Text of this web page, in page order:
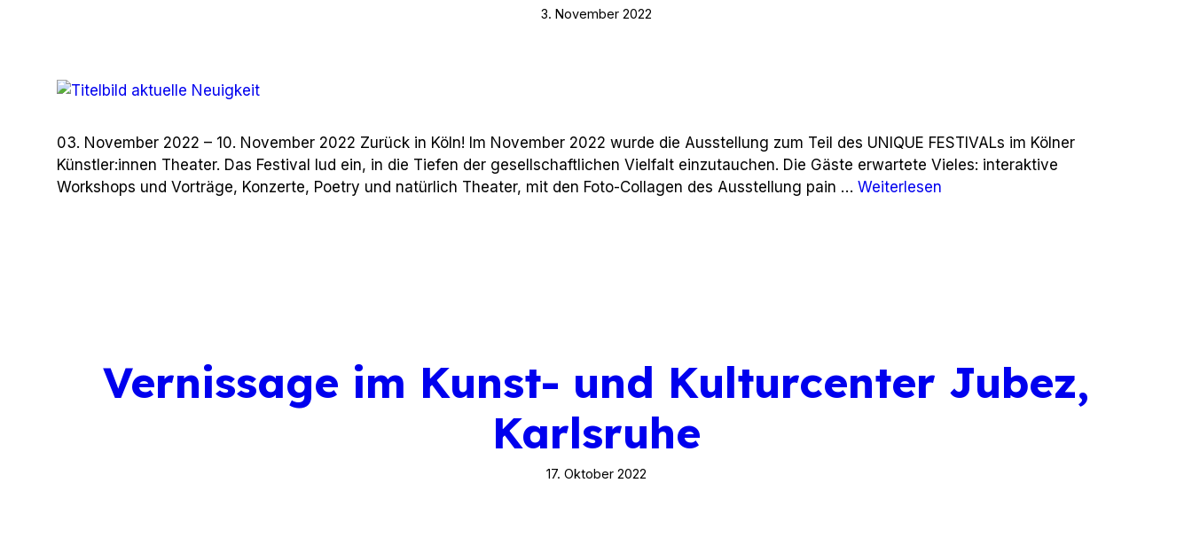
3. November 2022
03. November 2022 – 10. November 2022 Zurück in Köln! Im November 2022 wurde die Ausstellung zum Teil des UNIQUE FESTIVALs im Kölner
Künstler:innen Theater. Das Festival lud ein, in die Tiefen der gesellschaftlichen Vielfalt einzutauchen. Die Gäste erwartete Vieles: interaktive
Workshops und Vorträge, Konzerte, Poetry und natürlich Theater, mit den Foto-Collagen des Ausstellung pain … Weiterlesen
Vernissage im Kunst- und Kulturcenter Jubez,
Karlsruhe
17. Oktober 2022